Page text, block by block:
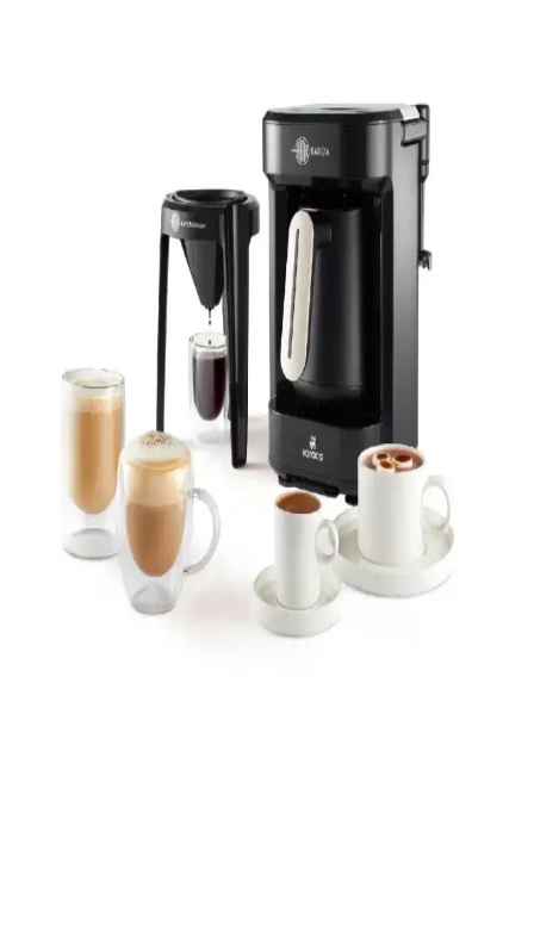
Philips HD9285, kullanımı kolay ve yüksek performanslı tam
otomatik kahve makinesi, çeşitli kahve türleri ve kişiselleştirme
seçenekleriyle ideal bir tercih olur.
Kahve Öğütücülü Kahve Makineleri: Modern
Teknolojilerle Kahve Keyfini Yükseltin
Gelişmiş kahve öğütücülü makineler, tazelik ve aroma sağlar,
kullanımı kolaydır, çeşitli ayar seçenekleri sunar ve kahve hazırlama
Philips Kahve Makineleri ile Lezzetli Kahve
Deneyimini Yükseltme Rehberi
Philips kahve makineleri, teknolojik özellikleri ve kullanıcı dostu
tasarımıyla kahve lezzetini artırmaya yardımcı olur. Aromanın
korunması ve pratik kullanım ön plandadır.
Türk Kahvesi Makinesi Karşılaştırması Fakir ve
Homend Modelleri Analizi
İki popüler Türk kahvesi makinesi Fakir Mono ve Homend
Pottoman modelleri, kapasite, güvenlik, tasarım ve performans